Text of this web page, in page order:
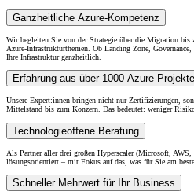
Ganzheitliche Azure-Kompetenz
Wir begleiten Sie von der Strategie über die Migration
Azure-Infrastrukturthemen. Ob Landing Zone,
Ihre Infrastruktur ganzheitlich.
Erfahrung aus über 1000 Azure-
Unsere Expert:innen bringen nicht nur Zertifizierungen,
Mittelstand bis zum Konzern. Das bedeutet: weniger
Technologieoffene Beratung
Als Partner aller drei großen Hyperscaler (Microsoft,
lösungsorientiert – mit Fokus auf das, was für Sie am
Schneller Mehrwert für Ihr Business